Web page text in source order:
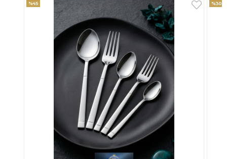
%30 %33